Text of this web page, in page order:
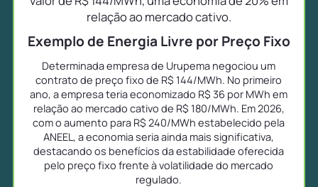
relação ao mercado cativo.
Exemplo de Energia Livre por Preço Fixo
Determinada empresa de Urupema negociou um
contrato de preço fixo de R$ 144/MWh. No primeiro
ano, a empresa teria economizado R$ 36 por MWh em
relação ao mercado cativo de R$ 180/MWh. Em 2026,
com o aumento para R$ 240/MWh estabelecido pela
ANEEL, a economia seria ainda mais significativa,
destacando os benefícios da estabilidade oferecida
pelo preço fixo frente à volatilidade do mercado
regulado.